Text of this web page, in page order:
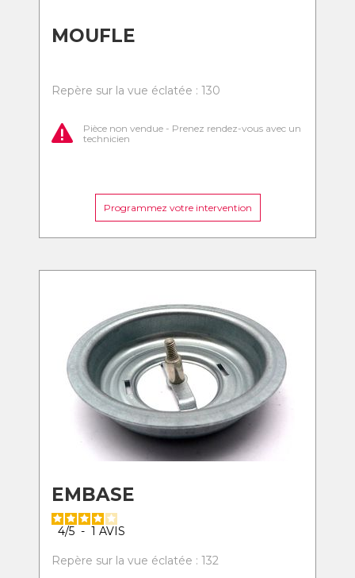
MOUFLE
Repère sur la vue éclatée : 130
Pièce non vendue - Prenez rendez-vous avec un
technicien
Programmez votre intervention
EMBASE
4/5 - 1 AVIS
Repère sur la vue éclatée : 132